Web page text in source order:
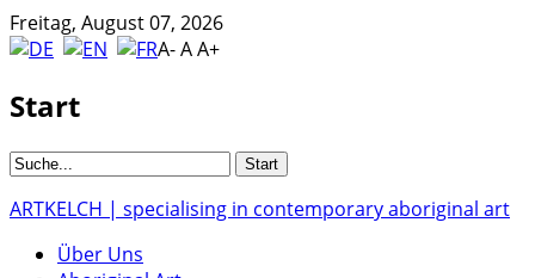
Freitag, August 07, 2026
A-AA+
Start
ARTKELCH | specialising in contemporary aboriginal art
Über Uns